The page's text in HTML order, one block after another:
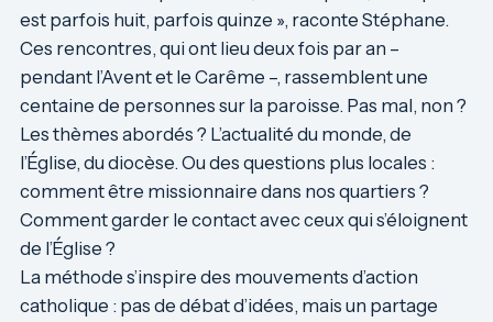
est parfois huit, parfois quinze », raconte Stéphane.
Ces rencontres, qui ont lieu deux fois par an –
pendant l’Avent et le Carême –, rassemblent une
centaine de personnes sur la paroisse. Pas mal, non ?
Les thèmes abordés ? L’actualité du monde, de
l’Église, du diocèse. Ou des questions plus locales :
comment être missionnaire dans nos quartiers ?
Comment garder le contact avec ceux qui s’éloignent
de l’Église ?
La méthode s’inspire des mouvements d’action
catholique : pas de débat d’idées, mais un partage